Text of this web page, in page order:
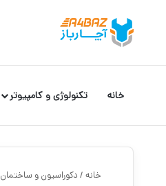
خانه تکنولوژی و کامپیوتر
خانه / دکوراسیون و ساختمان